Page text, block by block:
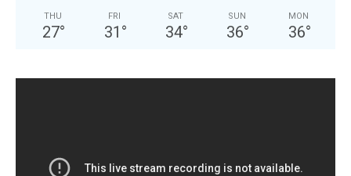
THU
27°
FRI
31 °
SAT
34°
SUN
36°
MON
36°